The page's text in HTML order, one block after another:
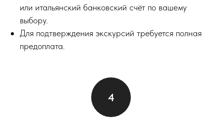
или итальянский банковский счёт по вашему
выбору.
Для подтверждения экскурсий требуется полная
предоплата.